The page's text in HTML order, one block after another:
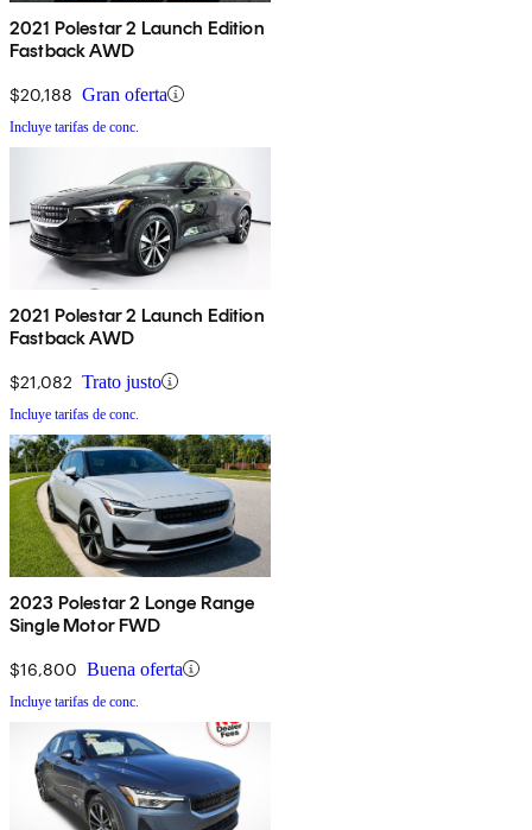
2021 Polestar 2 Launch Edition
Fastback AWD
$20,188 Gran oferta
Incluye tarifas de conc.
2021 Polestar 2 Launch Edition
Fastback AWD
$21,082 Trato justo
Incluye tarifas de conc.
2023 Polestar 2 Longe Range
Single Motor FWD
$16,800 Buena oferta
Incluye tarifas de conc.